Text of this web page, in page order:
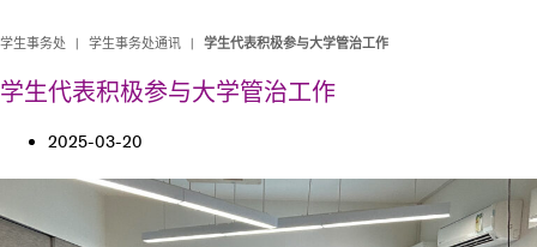
学生事务处 | 学生事务处通讯 | 学生代表积极参与大学管治工作
学生代表积极参与大学管治工作
2025-03-20